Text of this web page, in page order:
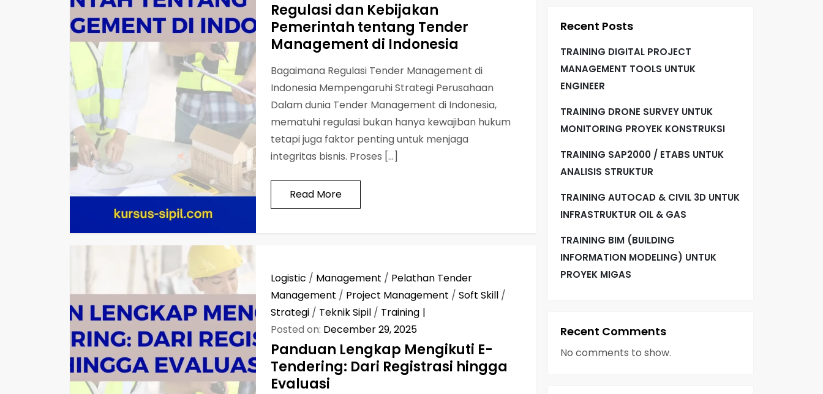
Regulasi dan Kebijakan
Pemerintah tentang Tender
Management di Indonesia
Bagaimana Regulasi Tender Management di
Indonesia Mempengaruhi Strategi Perusahaan
Dalam dunia Tender Management di Indonesia,
mematuhi regulasi bukan hanya kewajiban hukum
tetapi juga faktor penting untuk menjaga
integritas bisnis. Proses […]
Read More
Logistic / Management / Pelathan Tender
Management / Project Management /Soft Skill /
Strategi / Teknik Sipil / Training
Posted on: December 29, 2025
Panduan Lengkap Mengikuti E-
Tendering: Dari Registrasi hingga
Evaluasi
Recent Posts
TRAINING DIGITAL PROJECT
MANAGEMENT TOOLS UNTUK
ENGINEER
TRAINING DRONE SURVEY UNTUK
MONITORING PROYEK KONSTRUKSI
TRAINING SAP2000 / ETABS UNTUK
ANALISIS STRUKTUR
TRAINING AUTOCAD & CIVIL 3D UNTUK
INFRASTRUKTUR OIL & GAS
TRAINING BIM (BUILDING
INFORMATION MODELING) UNTUK
PROYEK MIGAS
Recent Comments
No comments to show.